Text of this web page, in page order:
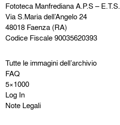
Fototeca ManfredianaA.P.S – E.T.S.
Via S.Maria dell’Angelo 24
48018 Faenza (RA)
Codice Fiscale 90035620393
Tutte le immagini dell’archivio
FAQ
5×1000
Log In
Note Legali